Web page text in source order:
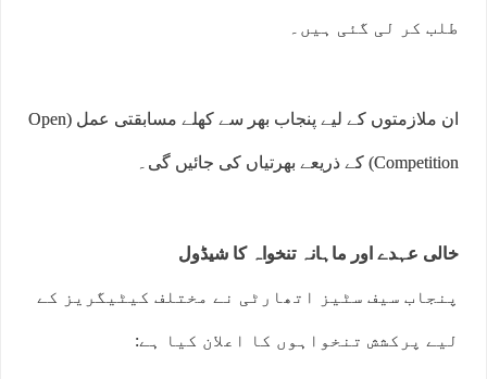
طلب کر لی گئی ہیں۔
ان ملازمتوں کے لیے پنجاب بھر سے کھلے مسابقتی عمل (Open
Competition) کے ذریعے بھرتیاں کی جائیں گی۔
خالی عہدے اور ماہانہ تنخواہ کا شیڈول
پنجاب سیف سٹیز اتھارٹی نے مختلف کیٹیگریز کے
لیے پرکشش تنخواہوں کا اعلان کیا ہے: